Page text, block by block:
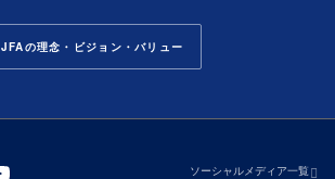
JFAの理念・ビジョン・バリュー
ソーシャルメディア一覧